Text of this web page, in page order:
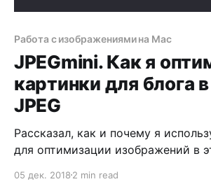
Работа с изображениями на Mac
JPEGmini. Как я
картинки для блога
JPEG
Рассказал, как и почему я
для оптимизации изображений в
с ImageOptim.
05 дек. 2018 2 min read